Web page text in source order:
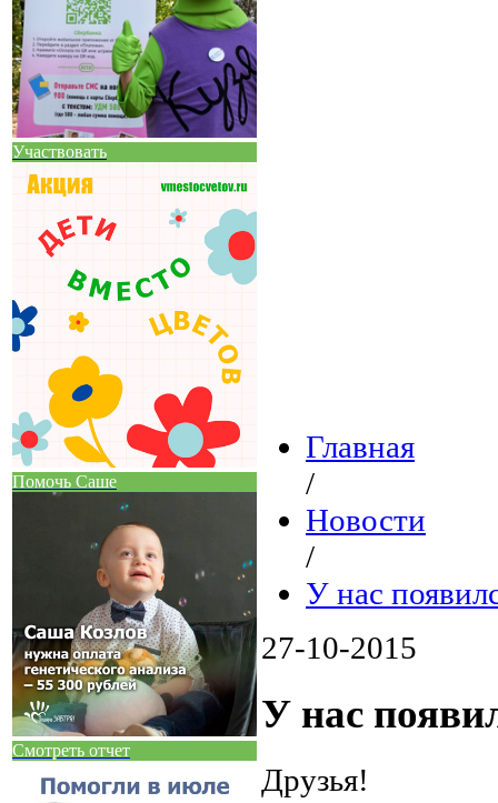
Участвовать
Помочь Саше
Смотреть отчет
Главная
/
Новости
/
У нас
27-10-2015
У нас
Друзья!